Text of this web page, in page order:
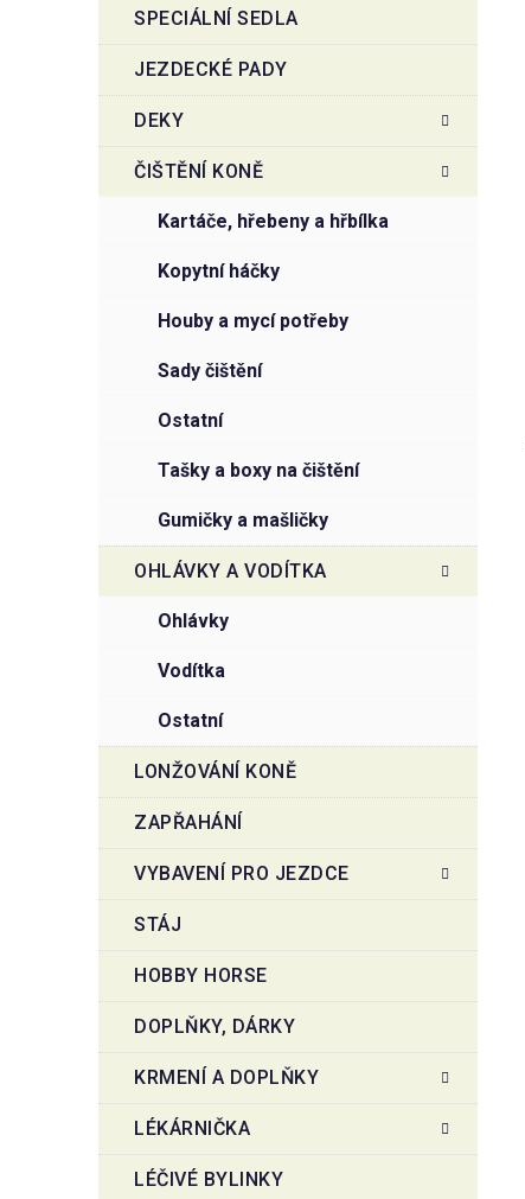
SPECIÁLNÍ SEDLA
JEZDECKÉ PADY
DEKY
ČIŠTĚNÍ KONĚ
kartáče, hřebeny a hřbílka
kopytní háčky
houby a mycí potřeby
sady čištění
ostatní
tašky a boxy na čištění
gumičky a mašličky
OHLÁVKY A VODÍTKA
ohlávky
vodítka
ostatní
LONŽOVÁNÍ KONĚ
ZAPŘAHÁNÍ
VYBAVENÍ PRO JEZDCE
STÁJ
HOBBY HORSE
DOPLŇKY, DÁRKY
KRMENÍ A DOPLŇKY
LÉKÁRNIČKA
LÉČIVÉ BYLINKY